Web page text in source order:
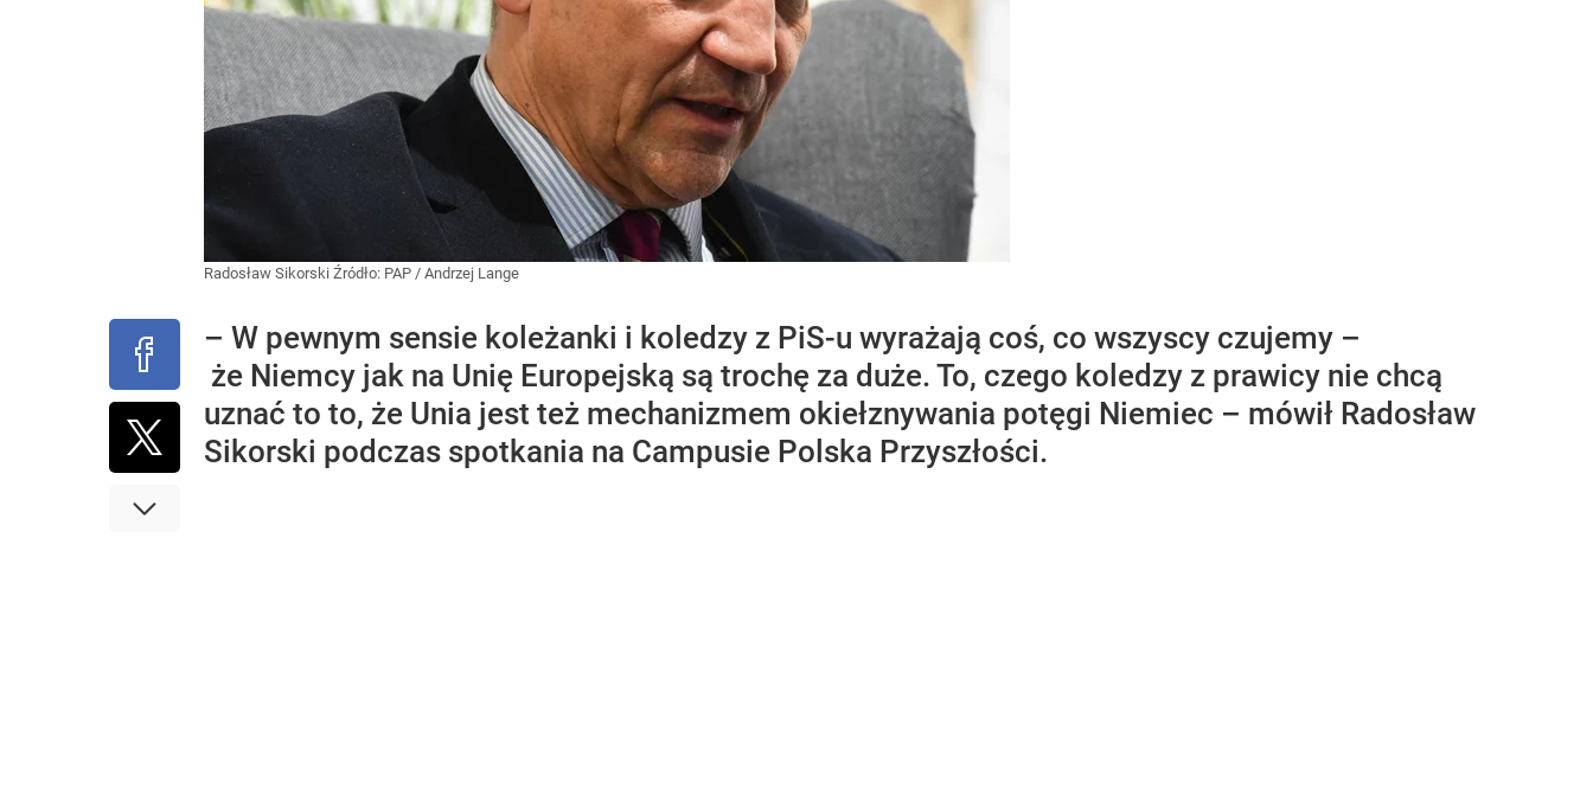
Radosław Sikorski Źródło: PAP / Andrzej Lange
– W pewnym sensie koleżanki i koledzy z PiS-u wyrażają coś, co wszyscy czujemy –
że Niemcy jak na Unię Europejską są trochę za duże. To, czego koledzy z prawicy nie chcą
uznać to to, że Unia jest też mechanizmem okiełznywania potęgi Niemiec – mówił Radosław
Sikorski podczas spotkania na Campusie Polska Przyszłości.